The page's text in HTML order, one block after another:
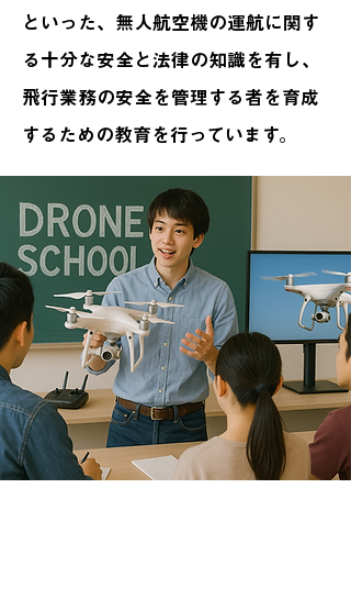
といった、無人航空機の運航に関す
る十分な安全と法律の知識を有し、
飛行業務の安全を管理する者を育成
するための教育を行っています。